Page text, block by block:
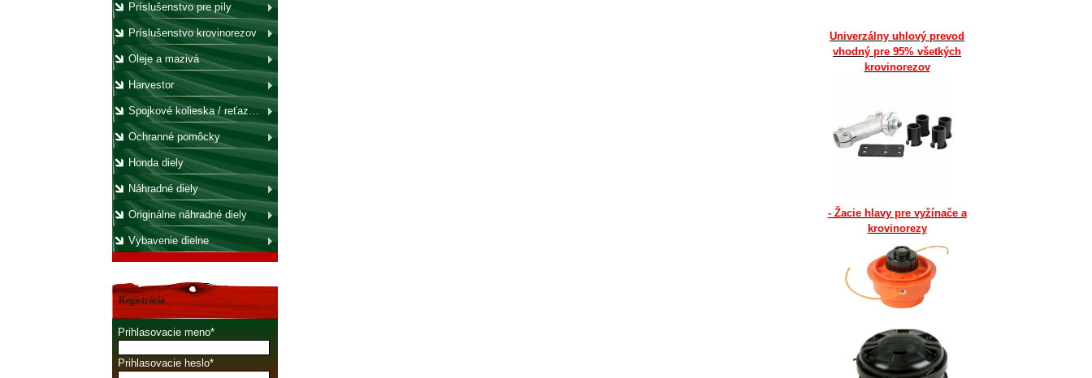
Príslušenstvo pre píly
Príslušenstvo krovinorezov
Oleje a mazivá
Harvestor
Spojkové kolieska / reťazovky
Ochranné pomôcky
Honda diely
Náhradné diely
Originálne náhradné diely
Vybavenie dielne
Registrácia
Prihlasovacie meno
Prihlasovacie heslo
Univerzálny uhlový prevod
vhodný pre 95% všetkých
krovinorezov
- Žacie hlavy pre vyžínače a
krovinorezy